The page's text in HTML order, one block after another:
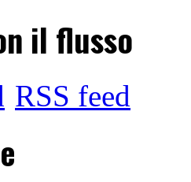
il flusso
RSS feed